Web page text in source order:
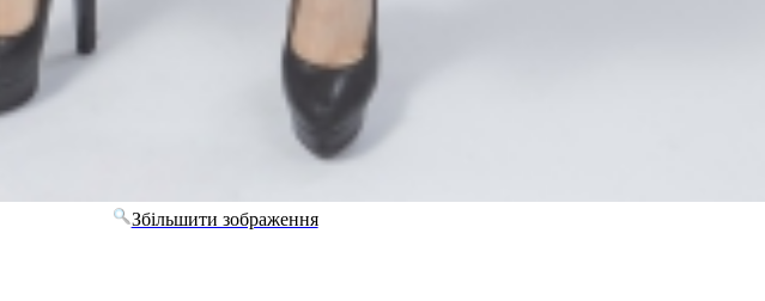
Збільшити зображення